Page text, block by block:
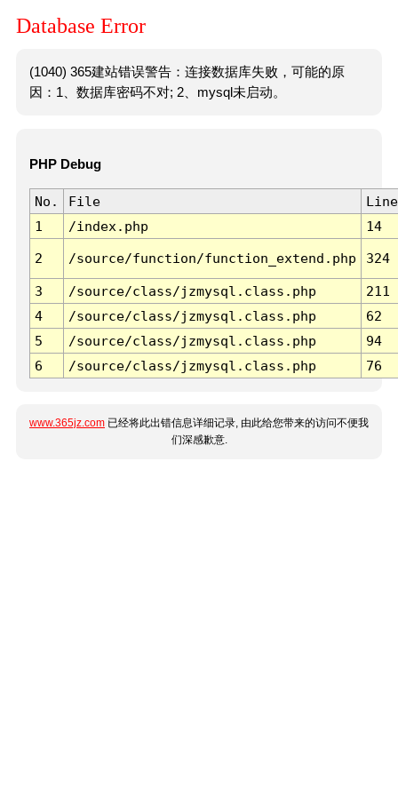
Database Error
(1040) 365建站错误警告：连接数据库失败，可能的原
因：1、数据库密码不对; 2、mysql未启动。
PHP Debug
No. File
Line
1
/index.php 14
2 /source/function/function_extend.php 324
3 /source/class/jzmysql.class.php
211
4
/source/class/jzmysql.class.php
62
5
/source/class/jzmysql.class.php
94
6
/source/class/jzmysql.class.php 76
www.365jz.com 已经将此出错信息详细记录, 由此给您带来的访问不便我
们深感歉意.